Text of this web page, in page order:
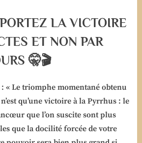
LA VICTOIRE
ET NON PAR
🤫🎬
« Le triomphe momentané obtenu
qu’une victoire à la Pyrrhus : le
que l’on suscite sont plus
que la docilité forcée de votre